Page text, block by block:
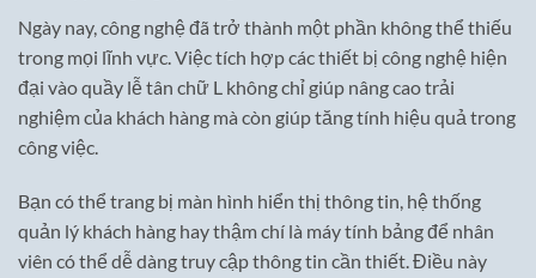
Ngày nay, công nghệ đã trở thành một phần không thể thiếu
trong mọi lĩnh vực. Việc tích hợp các thiết bị công nghệ hiện
đại vào quầy lễ tân chữ L không chỉ giúp nâng cao trải
nghiệm của khách hàng mà còn giúp tăng tính hiệu quả trong
công việc.
Bạn có thể trang bị màn hình hiển thị thông tin, hệ thống
quản lý khách hàng hay thậm chí là máy tính bảng để nhân
viên có thể dễ dàng truy cập thông tin cần thiết. Điều này